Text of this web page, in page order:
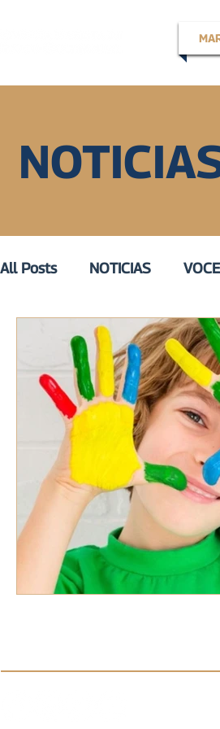
All Posts NOTICIAS
EN LA VOZ DE VOZ
VOZ EXPERTA AÑO
VOCES GLOBALES